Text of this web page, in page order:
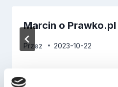
Marcin o Prawko.pl
Przez 2023-10-22